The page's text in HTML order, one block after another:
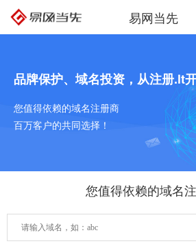
易网当先
品牌保护、域名投资，从注册.lt
您值得依赖的域名注册商
百万客户的共同选择！
您值得依赖的域名